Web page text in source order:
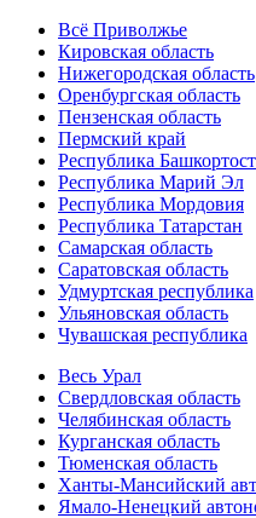
Всё Приволжье
Кировская область
Нижегородская область
Оренбургская область
Пензенская область
Пермский край
Республика
Республика Марий Эл
Республика Мордовия
Республика Татарстан
Самарская область
Саратовская область
Удмуртская республика
Ульяновская область
Чувашская республика
Весь Урал
Свердловская область
Челябинская область
Курганская область
Тюменская область
Ханты-Мансийский
Ямало-Ненецкий